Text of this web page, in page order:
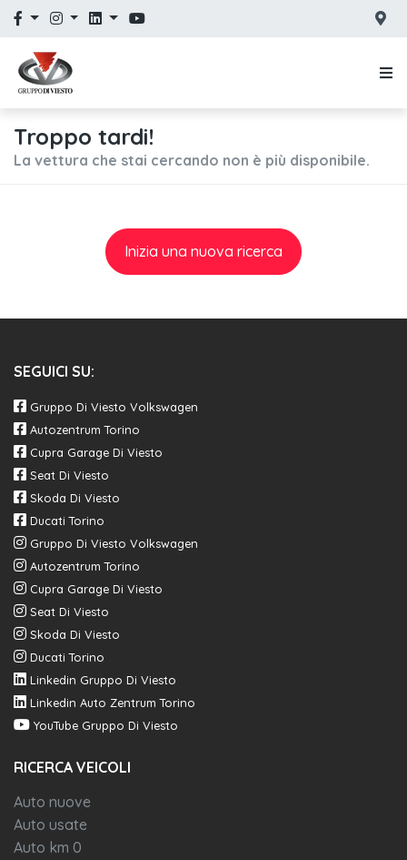
Troppo tardi!
La vettura che stai cercando non è più disponibile.
Inizia una nuova ricerca
SEGUICI SU:
Gruppo Di Viesto Volkswagen
Autozentrum Torino
Cupra Garage Di Viesto
Seat Di Viesto
Skoda Di Viesto
Ducati Torino
Gruppo Di Viesto Volkswagen
Autozentrum Torino
Cupra Garage Di Viesto
Seat Di Viesto
Skoda Di Viesto
Ducati Torino
Linkedin Gruppo Di Viesto
Linkedin Auto Zentrum Torino
YouTube Gruppo Di Viesto
RICERCA VEICOLI
Auto nuove
Auto usate
Auto km 0